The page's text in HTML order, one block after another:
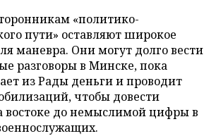
«политико-
пути» оставляют широкое
маневра. Они могут долго вести
разговоры в Минске, пока
из Рады деньги и проводит
чтобы довести
востоке до немыслимой цифры в